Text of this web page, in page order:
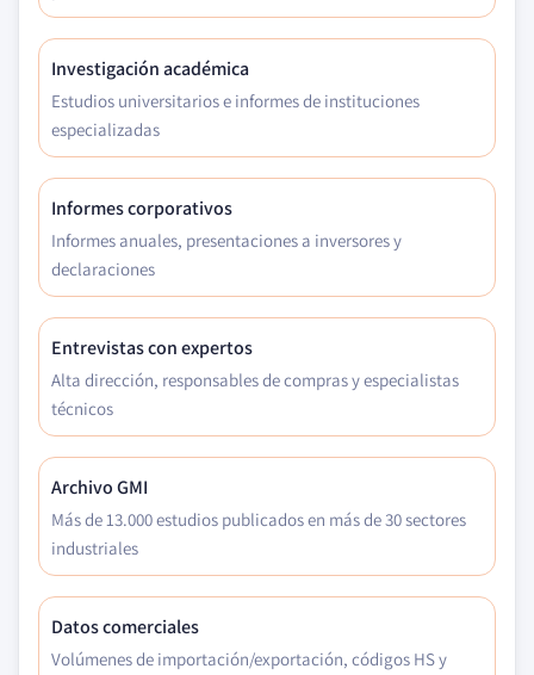
Investigación académica
Estudios universitarios e informes de instituciones
especializadas
Informes corporativos
Informes anuales, presentaciones a inversores y
declaraciones
Entrevistas con expertos
Alta dirección, responsables de compras y especialistas
técnicos
Archivo GMI
Más de 13.000 estudios publicados en más de 30 sectores
industriales
Datos comerciales
Volúmenes de importación/exportación, códigos HS y